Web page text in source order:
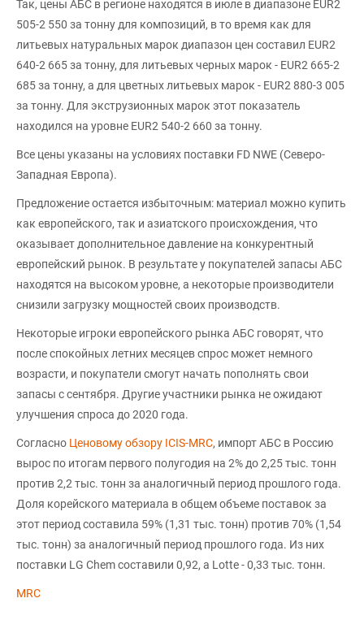
Так, цены АБС в регионе находятся в июле в диапазоне EUR2
505-2 550 за тонну для композиций, в то время как для
литьевых натуральных марок диапазон цен составил EUR2
640-2 665 за тонну, для литьевых черных марок - EUR2 665-2
685 за тонну, а для цветных литьевых марок - EUR2 880-3 005
за тонну. Для экструзионных марок этот показатель
находился на уровне EUR2 540-2 660 за тонну.
Все цены указаны на условиях поставки FD NWE (Северо-
Западная Европа).
Предложение остается избыточным: материал можно купить
как европейского, так и азиатского происхождения, что
оказывает дополнительное давление на конкурентный
европейский рынок. В результате у покупателей запасы АБС
находятся на высоком уровне, а некоторые производители
снизили загрузку мощностей своих производств.
Некоторые игроки европейского рынка АБС говорят, что
после спокойных летних месяцев спрос может немного
возрасти, и покупатели смогут начать пополнять свои
запасы с сентября. Другие участники рынка не ожидают
улучшения спроса до 2020 года.
Согласно Ценовому обзору ICIS-MRC, импорт АБС в Россию
вырос по итогам первого полугодия на 2% до 2,25 тыс. тонн
против 2,2 тыс. тонн за аналогичный период прошлого года.
Доля корейского материала в общем объеме поставок за
этот период составила 59% (1,31 тыс. тонн) против 70% (1,54
тыс. тонн) за аналогичный период прошлого года. Из них
поставки LG Chem составили 0,92, а Lotte - 0,33 тыс. тонн.
MRC